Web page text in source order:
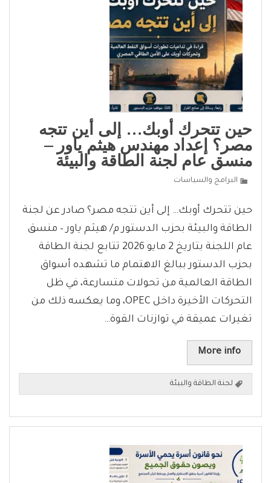
حين تتحرك أوبك… إلى أين تتجه
مصر؟ إعداد مهندس هيثم ياور –
منسق عام لجنة الطاقة والبيئة
البرامج والسياسات
حين تتحرك أوبك… إلى أين تتجه مصر؟ صادر عن لجنة
الطاقة والبيئة بحزب الدستور م/ هيثم ياور – منسق
عام اللجنة بتاريخ 2 مايو 2026 تتابع لجنة الطاقة
بحزب الدستور ببالغ الاهتمام ما تشهده أسواق
الطاقة العالمية من تحولات متسارعة، في ظل
التحركات الأخيرة داخل OPEC، وما يعكسه ذلك من
تغيرات عميقة في توازنات القوة…
More info
لجنة الطاقة والبيئة